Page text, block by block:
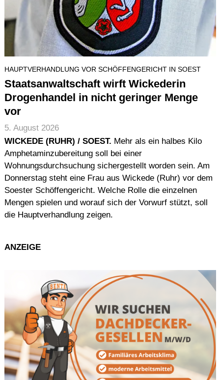
HAUPTVERHANDLUNG VOR SCHÖFFENGERICHT IN SOEST
Staatsanwaltschaft wirft Wickederin
Drogenhandel in nicht geringer Menge
vor
5. August 2026
WICKEDE (RUHR) / SOEST. Mehr als ein halbes Kilo
Amphetaminzubereitung soll bei einer
Wohnungsdurchsuchung sichergestellt worden sein. Am
Donnerstag steht eine Frau aus Wickede (Ruhr) vor dem
Soester Schöffengericht. Welche Rolle die einzelnen
Mengen spielen und worauf sich der Vorwurf stützt, soll
die Hauptverhandlung zeigen.
ANZEIGE